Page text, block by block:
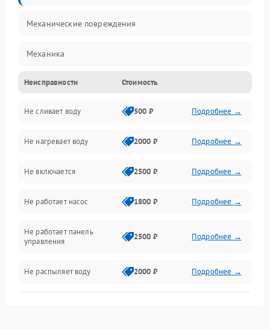
Механические повреждения
Механика
Управление
Электропитание
Датчики
Нагрев
Вода
Гигиена
Программное обеспечение
Неисправности Стоимость
Не сливает воду 500 ₽ Подробнее →
Не нагревает воду 2000 ₽ Подробнее →
Не включается 2500 ₽ Подробнее →
Не работает насос 1800 ₽ Подробнее →
Не работает панель
управления
2500 ₽ Подробнее →
Не распыляет воду 2000 ₽ Подробнее →